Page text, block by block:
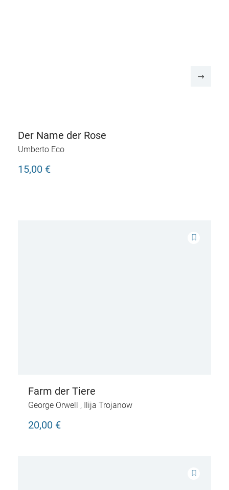
Der Name der Rose
Umberto Eco
15,00 €
Farm der Tiere
George Orwell , Ilija Trojanow
20,00 €